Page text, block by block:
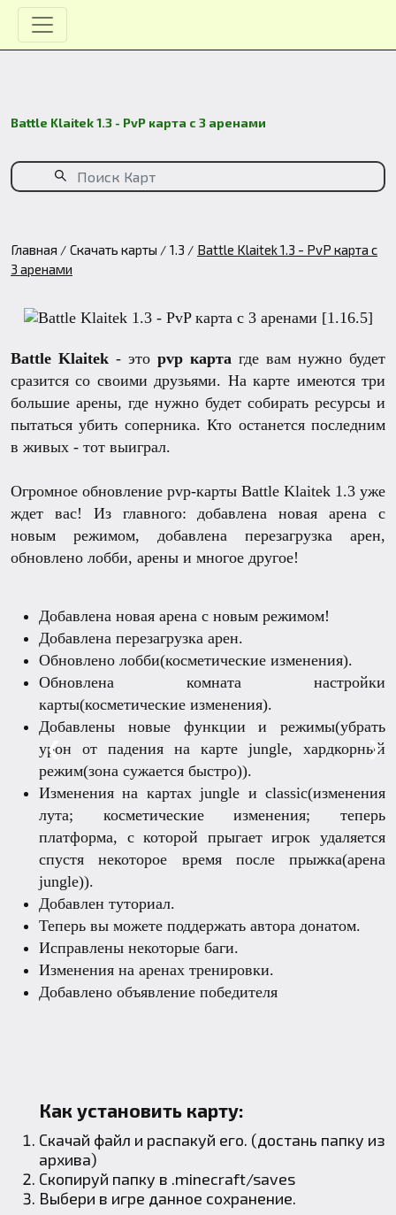
Battle Klaitek 1.3 - PvP карта с 3 аренами
Главная Скачать карты 1.3
Battle Klaitek 1.3 - PvP карта с
3 аренами
Battle Klaitek - это pvp карта где вам нужно будет
сразится со своими друзьями. На карте имеются три
большие арены, где нужно будет собирать ресурсы и
пытаться убить соперника. Кто останется последним
в живых - тот выиграл.
Огромное обновление pvp-карты Battle Klaitek 1.3 уже
ждет вас! Из главного: добавлена новая арена с
новым режимом, добавлена перезагрузка арен,
обновлено лобби, арены и многое другое!
Добавлена новая арена с новым режимом!
Добавлена перезагрузка арен.
Обновлено лобби(косметические изменения).
Обновлена комната настройки
карты(косметические изменения).
Добавлены новые функции и режимы(убрать
урон от падения на карте jungle, хардкорный
режим(зона сужается быстро)).
Изменения на картах jungle и classic(изменения
лута; косметические изменения; теперь
платформа, с которой прыгает игрок удаляется
спустя некоторое время после прыжка(арена
jungle)).
Добавлен туториал.
Теперь вы можете поддержать автора донатом.
Исправлены некоторые баги.
Изменения на аренах тренировки.
Добавлено объявление победителя
Как установить карту:
Скачай файл и распакуй его. (достань папку из
архива)
Скопируй папку в .minecraft/saves
Выбери в игре данное сохранение.
❮ ❯